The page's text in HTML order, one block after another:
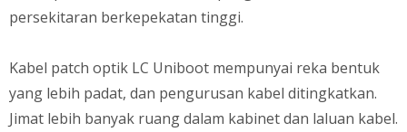
persekitaran berkepekatan tinggi.
Kabel patch optik LC Uniboot mempunyai reka bentuk
yang lebih padat, dan pengurusan kabel ditingkatkan.
Jimat lebih banyak ruang dalam kabinet dan laluan kabel.